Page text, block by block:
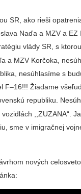
SR, ako rieši
Naďa a MZV a
vlády SR, s ktorou
a MZV Korčoka,
nesúhlasíme s
F–16!!! Žiadame
republiku.
,,ZUZANA“.
sme v imigračnej
nových